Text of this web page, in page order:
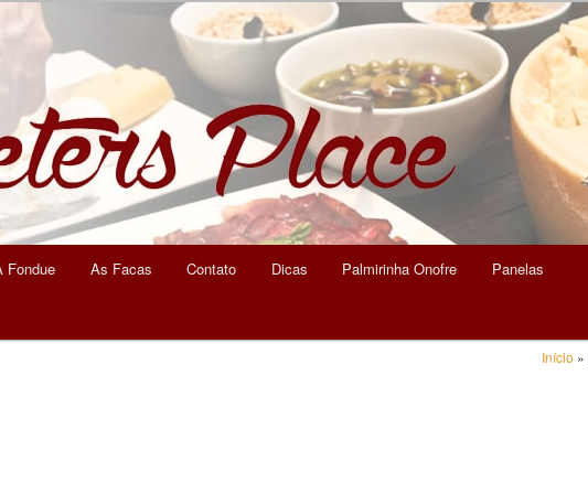
Place
Fondue As Facas Contato Dicas Palmirinha Onofre Panelas
Início »